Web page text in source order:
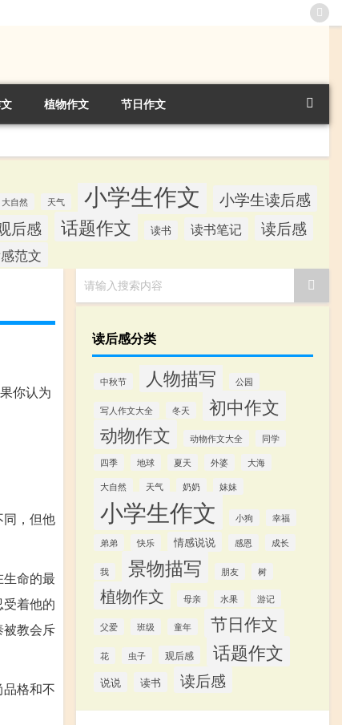
植物作文 节日作文
大自然 天气 小学生作文 小学生读后感
后感 话题作文 读书 读书笔记 读后感
范文
你认为
，但他
命的最
着他的
教会斥
格和不
请输入搜索内容
读后感分类
中秋节 人物描写 公园
写人作文大全 冬天 初中作文
动物作文 动物作文大全
同学
四季
地球 夏天 外婆
大海
大自然
天气 奶奶 妹妹
小学生作文 小狗 幸福
弟弟 快乐 情感说说 感恩 成长
我 景物描写 朋友 树
植物作文 母亲 水果 游记
父爱 班级 童年 节日作文
花 虫子 观后感 话题作文
说说 读书 读后感